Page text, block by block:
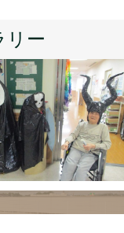
リー